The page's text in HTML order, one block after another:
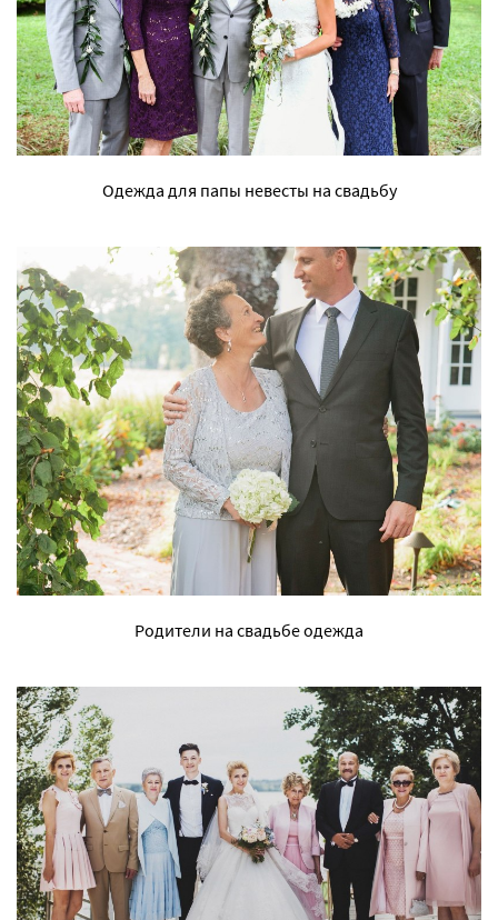
Одежда для папы невесты на свадьбу
Родители на свадьбе одежда